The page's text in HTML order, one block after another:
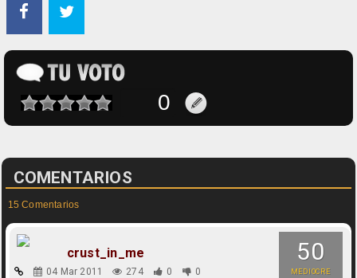
COMENTARIOS
15 Comentarios
50
MEDIOCRE
crust_in_me
04 Mar 2011 274 0 0